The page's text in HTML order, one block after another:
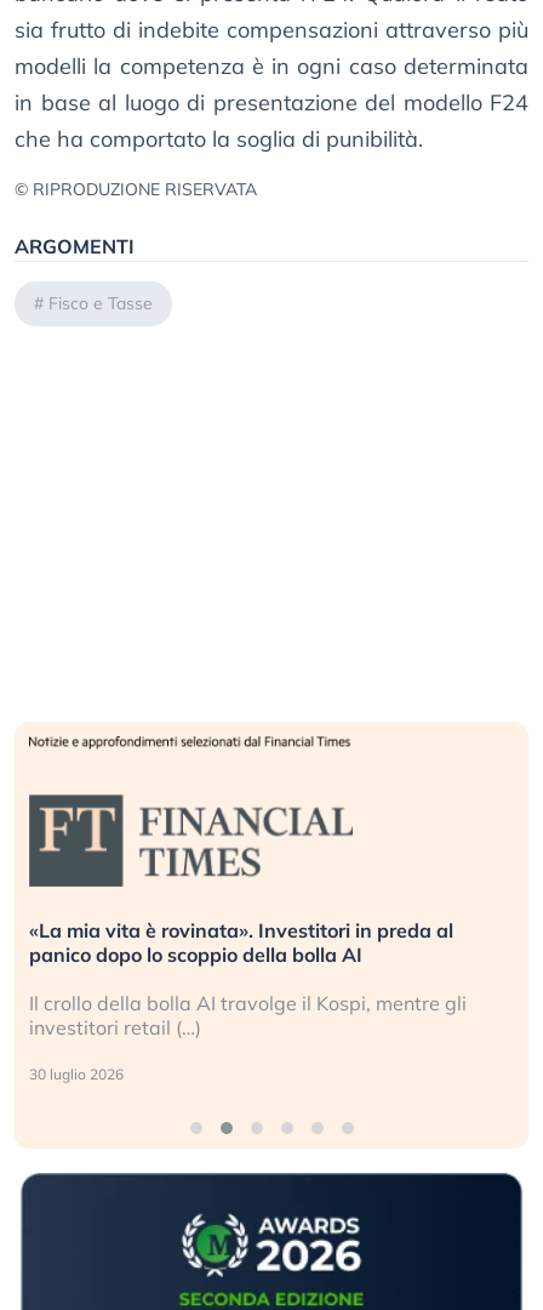
sia frutto di indebite compensazioni attraverso più
modelli la competenza è in ogni caso determinata
in base al luogo di presentazione del modello F24
che ha comportato la soglia di punibilità.
© RIPRODUZIONE RISERVATA
ARGOMENTI
# Fisco e Tasse
«La mia vita è rovinata». Investitori in preda al
panico dopo lo scoppio della bolla AI
Il crollo della bolla AI travolge il Kospi, mentre gli
investitori retail (…)
30 luglio 2026